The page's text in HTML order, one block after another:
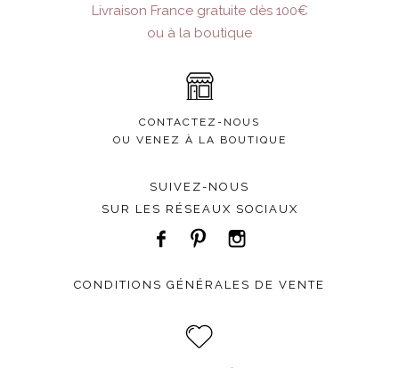
Livraison France gratuite dès 100€
ou à la boutique
CONTACTEZ-NOUS
OU VENEZ À LA BOUTIQUE
SUIVEZ-NOUS
SUR LES RÉSEAUX SOCIAUX
CONDITIONS GÉNÉRALES DE VENTE